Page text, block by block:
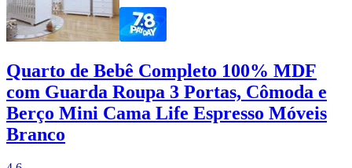
Quarto de Bebê Completo 100% MDF
com Guarda Roupa 3 Portas, Cômoda e
Berço Mini Cama Life Espresso Móveis
Branco